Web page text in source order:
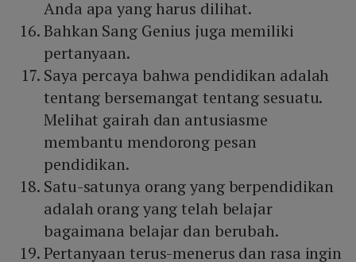
Anda apa yang harus dilihat.
Bahkan Sang Genius juga memiliki
pertanyaan.
Saya percaya bahwa pendidikan adalah
tentang bersemangat tentang sesuatu.
Melihat gairah dan antusiasme
membantu mendorong pesan
pendidikan.
Satu-satunya orang yang berpendidikan
adalah orang yang telah belajar
bagaimana belajar dan berubah.
Pertanyaan terus-menerus dan rasa ingin